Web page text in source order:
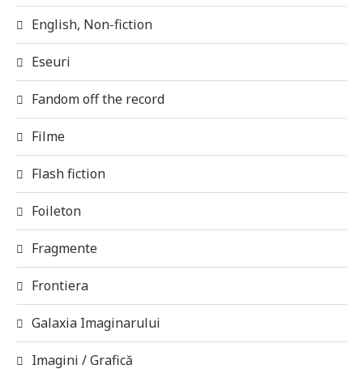
English, Non-fiction
Eseuri
Fandom off the record
Filme
Flash fiction
Foileton
Fragmente
Frontiera
Galaxia Imaginarului
Imagini / Grafică